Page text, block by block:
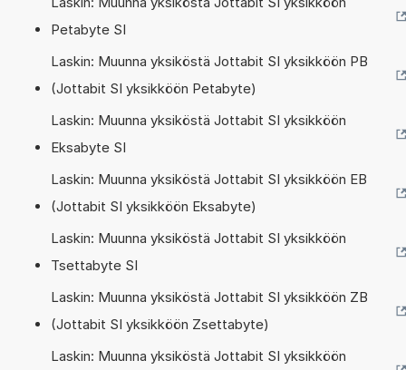
Petabyte SI
Laskin: Muunna yksiköstä Jottabit SI yksikköön PB
(Jottabit SI yksikköön Petabyte)
Laskin: Muunna yksiköstä Jottabit SI yksikköön
Eksabyte SI
Laskin: Muunna yksiköstä Jottabit SI yksikköön EB
(Jottabit SI yksikköön Eksabyte)
Laskin: Muunna yksiköstä Jottabit SI yksikköön
Tsettabyte SI
Laskin: Muunna yksiköstä Jottabit SI yksikköön ZB
(Jottabit SI yksikköön Zsettabyte)
Laskin: Muunna yksiköstä Jottabit SI yksikköön